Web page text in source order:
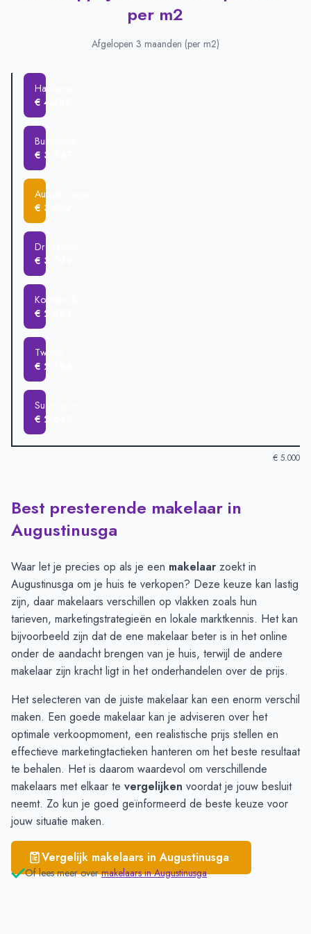
Plaats
Gemiddelde verkoopprijs
€ 543.888
€ 500.453
Augustinusga
Kootstertille
Drogeham
Buitenpost
per m2
Afgelopen 3 maanden (per m2)
Harkema
€ 4.785
Buitenpost
€ 3.967
Augustinusga
€ 3.522
Drogeham
€ 3.099
Kootstertille
€ 2.882
Twijzel
€ 2.766
Surhuizum
€ 2.648
€ 5.000
Verkoopprijzen in andere plaatsen per m2-Afgelopen 3
Plaats
Harkema
Buitenpost
€ 3.967
Augustinusga
€ 3.522
Drogeham
€ 3.099
Kootstertille
€ 2.882
Twijzel
€ 2.766
Surhuizum
€ 2.648
Best presterende makelaar in
Augustinusga
Waar let je precies op als je een makelaar zoekt in
Augustinusga om je huis te verkopen? Deze keuze kan lastig
zijn, daar makelaars verschillen op vlakken zoals hun
tarieven, marketingstrategieën en lokale marktkennis. Het kan
bijvoorbeeld zijn dat de ene makelaar beter is in het online
onder de aandacht brengen van je huis, terwijl de andere
makelaar zijn kracht ligt in het onderhandelen over de prijs.
Het selecteren van de juiste makelaar kan een enorm verschil
maken. Een goede makelaar kan je adviseren over het
optimale verkoopmoment, een realistische prijs stellen en
effectieve marketingtactieken hanteren om het beste resultaat
te behalen. Het is daarom waardevol om verschillende
makelaars met elkaar te vergelijken voordat je jouw besluit
neemt. Zo kun je goed geïnformeerd de beste keuze voor
jouw situatie maken.
Vergelijk makelaars inAugustinusga
Of lees meer over makelaars inAugustinusga